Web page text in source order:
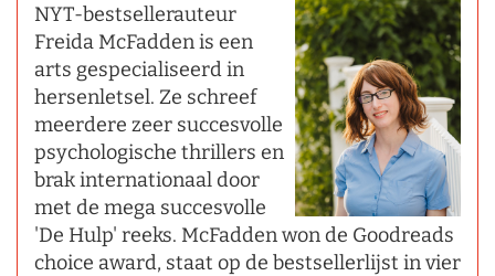
NYT-bestsellerauteur
Freida McFadden is een
arts gespecialiseerd in
hersenletsel. Ze schreef
meerdere zeer succesvolle
psychologische thrillers en
brak internationaal door
met de mega succesvolle
'De Hulp' reeks. McFadden won de Goodreads
choice award, staat op de bestsellerlijst in vier